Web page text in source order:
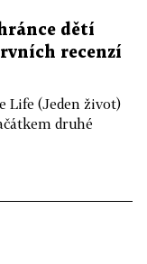
dětí
recenzí
Life (Jeden život)
druhé